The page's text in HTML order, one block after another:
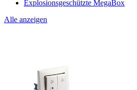
Explosionsgeschützte MegaBox
Alle anzeigen